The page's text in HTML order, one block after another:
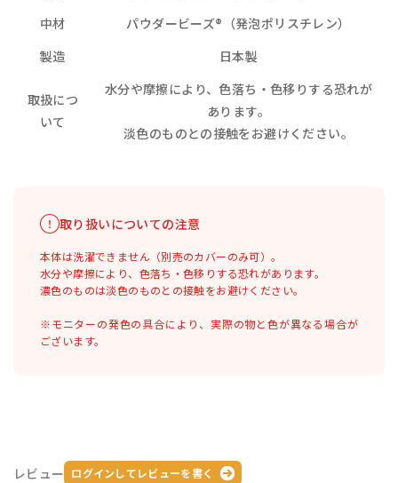
中材
パウダービーズ®（発泡ポリスチレン）
製造
日本製
取扱につ
いて
水分や摩擦により、色落ち・色移りする恐れが
あります。
淡色のものとの接触をお避けください。
取り扱いについての注意
本体は洗濯できません（別売のカバーのみ可）。
水分や摩擦により、色落ち・色移りする恐れがあります。
濃色のものは淡色のものとの接触をお避けください。
※モニターの発色の具合により、実際の物と色が異なる場合が
ございます。
レビュー ログインしてレビューを書く